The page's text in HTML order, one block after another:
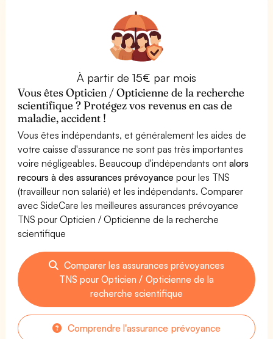
À partir de 15€ par mois
Vous êtes Opticien / Opticienne de la recherche
scientifique ? Protégez vos revenus en cas de
maladie, accident !
Vous êtes indépendants, et généralement les aides de
votre caisse d'assurance ne sont pas très importantes
voire négligeables. Beaucoup d'indépendants ontalors
recours à des assurances prévoyance pour les TNS
(travailleur non salarié) et les indépendants. Comparer
avec SideCare les meilleures assurances prévoyance
TNS pour Opticien / Opticienne de la recherche
scientifique
Comparer les assurances prévoyances
TNS pour Opticien / Opticienne de la
recherche scientifique
Comprendre l'assurance prévoyance